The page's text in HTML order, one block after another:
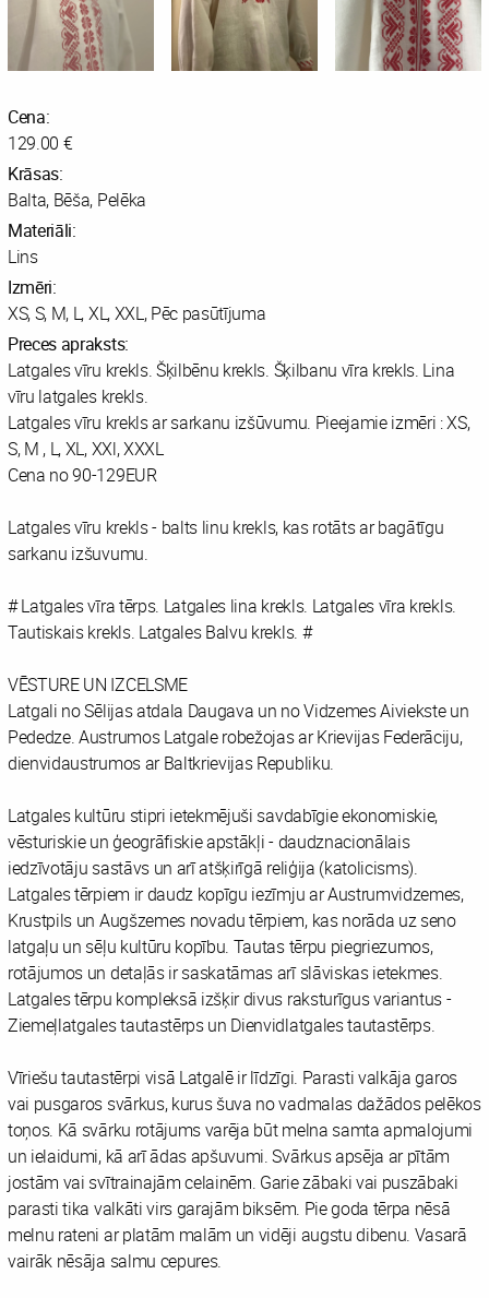
Cena:
129.00 €
Krāsas:
Balta, Bēša, Pelēka
Materiāli:
Lins
Izmēri:
XS, S, M, L, XL, XXL, Pēc pasūtījuma
Preces apraksts:
Latgales vīru krekls. Šķilbēnu krekls. Šķilbanu vīra krekls. Lina
vīru latgales krekls.
Latgales vīru krekls ar sarkanu izšūvumu. Pieejamie izmēri : XS,
S, M , L, XL, XXl, XXXL
Cena no 90-129EUR
Latgales vīru krekls - balts linu krekls, kas rotāts ar bagātīgu
sarkanu izšuvumu.
# Latgales vīra tērps. Latgales lina krekls. Latgales vīra krekls.
Tautiskais krekls. Latgales Balvu krekls. #
VĒSTURE UN IZCELSME
Latgali no Sēlijas atdala Daugava un no Vidzemes Aiviekste un
Pededze. Austrumos Latgale robežojas ar Krievijas Federāciju,
dienvidaustrumos ar Baltkrievijas Republiku.
Latgales kultūru stipri ietekmējuši savdabīgie ekonomiskie,
vēsturiskie un ģeogrāfiskie apstākļi - daudznacionālais
iedzīvotāju sastāvs un arī atšķirīgā reliģija (katolicisms).
Latgales tērpiem ir daudz kopīgu iezīmju ar Austrumvidzemes,
Krustpils un Augšzemes novadu tērpiem, kas norāda uz seno
latgaļu un sēļu kultūru kopību. Tautas tērpu piegriezumos,
rotājumos un detaļās ir saskatāmas arī slāviskas ietekmes.
Latgales tērpu kompleksā izšķir divus raksturīgus variantus -
Ziemeļlatgales tautastērps un Dienvidlatgales tautastērps.
Vīriešu tautastērpi visā Latgalē ir līdzīgi. Parasti valkāja garos
vai pusgaros svārkus, kurus šuva no vadmalas dažādos pelēkos
toņos. Kā svārku rotājums varēja būt melna samta apmalojumi
un ielaidumi, kā arī ādas apšuvumi. Svārkus apsēja ar pītām
jostām vai svītrainajām celainēm. Garie zābaki vai puszābaki
parasti tika valkāti virs garajām biksēm. Pie goda tērpa nēsā
melnu rateni ar platām malām un vidēji augstu dibenu. Vasarā
vairāk nēsāja salmu cepures.